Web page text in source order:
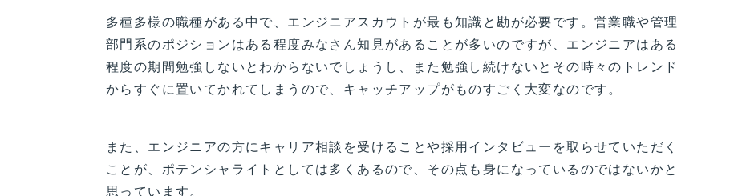
多種多様の職種がある中で、エンジニアスカウトが最も知識と勘が必要です。営業職や管理
部門系のポジションはある程度みなさん知見があることが多いのですが、エンジニアはある
程度の期間勉強しないとわからないでしょうし、また勉強し続けないとその時々のトレンド
からすぐに置いてかれてしまうので、キャッチアップがものすごく大変なのです。
また、エンジニアの方にキャリア相談を受けることや採用インタビューを取らせていただく
ことが、ポテンシャライトとしては多くあるので、その点も身になっているのではないかと
思っています。